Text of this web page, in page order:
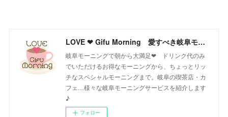
LOVE ❤ Gifu Morning 愛すべき岐阜モーニング♪
岐阜モーニングで朝から大満足❤ ドリンク代のみ
でいただけるお得なモーニングから、ちょっとリッ
チなスペシャルモーニングまで。岐阜の喫茶店・カ
フェ…様々な岐阜モーニングサービスを紹介します
♪
フォロー